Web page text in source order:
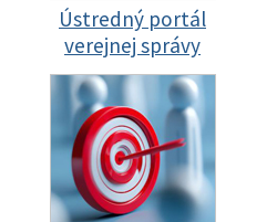
Ústredný portál
verejnej správy